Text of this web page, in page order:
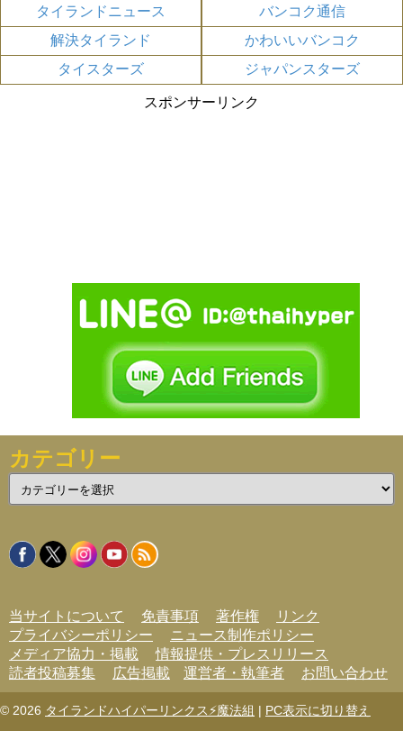
タイランドニュース
バンコク通信
解決タイランド
かわいいバンコク
タイスターズ
ジャパンスターズ
スポンサーリンク
カテゴリー
テ
リ
ー
当サイトについて 免責事項 著作権
リンク
プライバシーポリシー
ニュース制作ポリシー
メディア協力・掲載
情報提供・プレスリリース
読者投稿募集
広告掲載 運営者・執筆者 お問い合わせ
© 2026 タイランドハイパーリンクス⚡魔法組 | PC表示に切り替え